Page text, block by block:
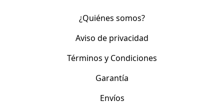
¿Quiénes somos?
Aviso de privacidad
Términos y Condiciones
Garantía
Envíos